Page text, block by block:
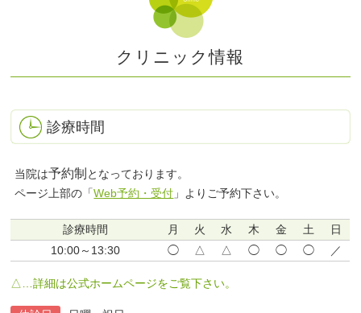
クリニック情報
診療時間
当院は予約制 となっております。
ページ上部の「Web予約・受付 」よりご予約下さい。
診療時間 月 火 水 木 金 土
日
10:00～13:30
◯ △ △ ◯ ◯ ◯ ／
△…詳細は公式ホームページをご覧下さい。